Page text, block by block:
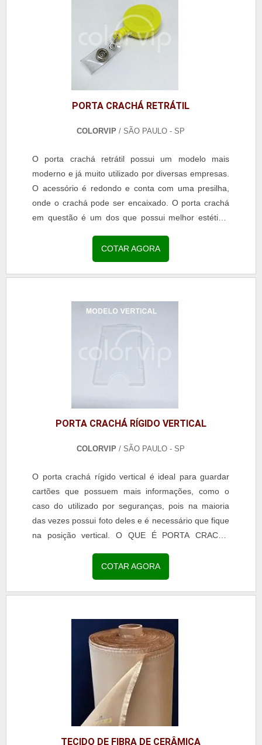
PORTA CRACHÁ RETRÁTIL
COLORVIP / SÃO PAULO - SP
O porta crachá retrátil possui um modelo mais
moderno e já muito utilizado por diversas empresas.
O acessório é redondo e conta com uma presilha,
onde o crachá pode ser encaixado. O porta crachá
em questão é um dos que possui melhor estética,
usuário. Sendo assim, vem sendo considerado uma
das melhores opções para o armazenamento de
cartão de identificação. DETALHES ACERCA PORTA
COTAR AGORA
PORTA CRACHÁ RÍGIDO VERTICAL
COLORVIP / SÃO PAULO - SP
O porta crachá rígido vertical é ideal para guardar
cartões que possuem mais informações, como o
caso do utilizado por seguranças, pois na maioria
das vezes possui foto deles e é necessário que fique
na posição vertical. O QUE É PORTA CRACHÁ
adotando o de crachá com todos, sendo assim, o
uso do porta cartão com o formato citado está sendo
cada vez mais utilizado por diferentes segmentos. O
COTAR AGORA
TECIDO DE FIBRA DE CERÂMICA